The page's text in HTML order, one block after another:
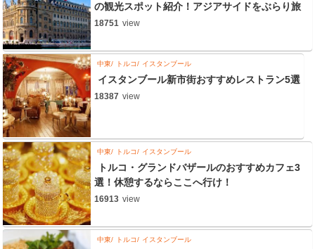
の観光スポット紹介！アジアサイドをぶらり旅
18751 view
中東 トルコ イスタンブール
イスタンブール新市街おすすめレストラン5選
18387 view
中東 トルコ イスタンブール
トルコ・グランドバザールのおすすめカフェ3
選！休憩するならここへ行け！
16913 view
中東 トルコ イスタンブール